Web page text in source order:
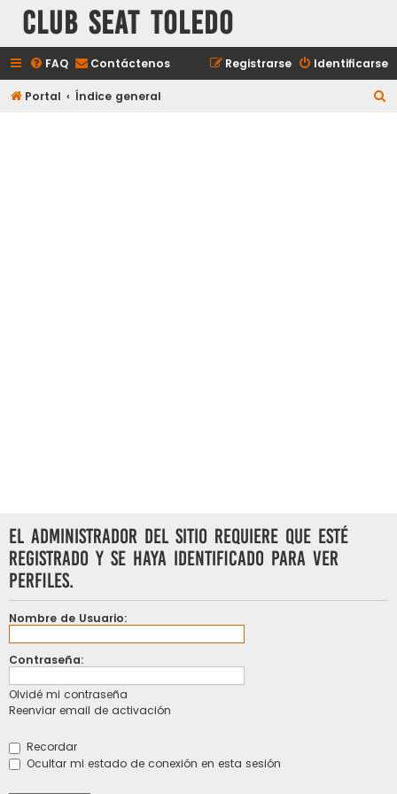
Club Seat Toledo
FAQ Contáctenos Identificarse
Registrarse
Portal Índice general
El administrador del sitio requiere que esté
registrado y se haya identificado para ver
perfiles.
Nombre de Usuario:
Contraseña:
Olvidé mi contraseña
Reenviar email de activación
Recordar
Ocultar mi estado de conexión en esta sesión